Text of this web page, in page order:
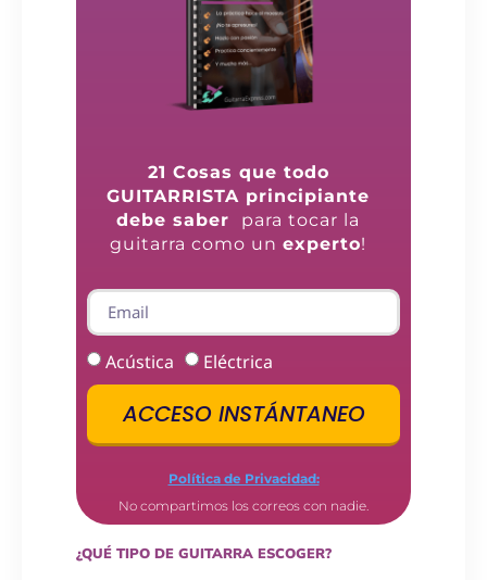
21 Cosas que todo
GUITARRISTA principiante
debe saber
para tocar la
guitarra como un experto!
Acústica Eléctrica
ACCESO INSTÁNTANEO
Política de Privacidad:
No compartimos los correos con nadie.
¿QUÉ TIPO DE GUITARRA ESCOGER?